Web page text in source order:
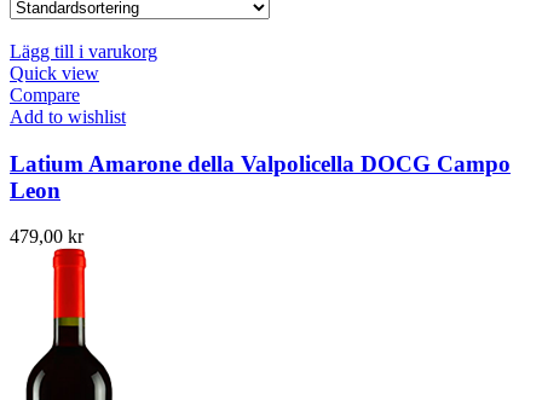
Lägg till i varukorg
Quick view
Compare
Add to wishlist
Latium Amarone della Valpolicella DOCG Campo
Leon
479,00 kr